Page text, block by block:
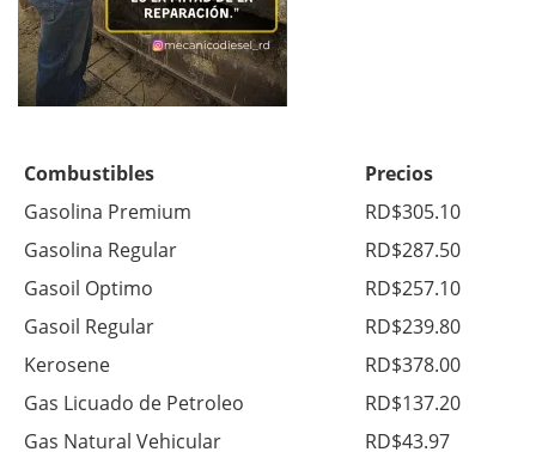
Combustibles
Precios
Gasolina Premium
RD$305.10
Gasolina Regular
RD$287.50
Gasoil Optimo
RD$257.10
Gasoil Regular
RD$239.80
Kerosene
RD$378.00
Gas Licuado de Petroleo
RD$137.20
Gas Natural Vehicular
RD$43.97